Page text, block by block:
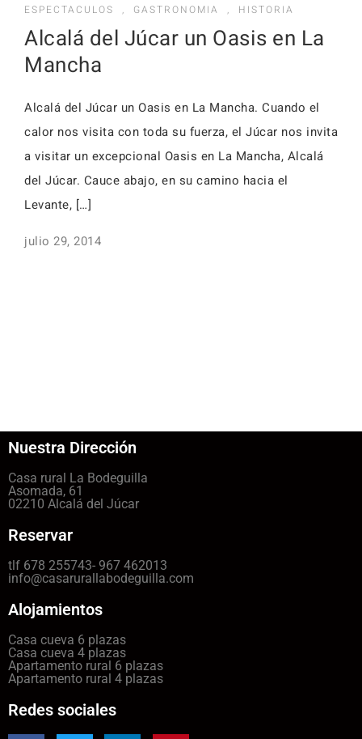
Faq
Alojamientos
Alojamientos
ESPECTACULOS
, GASTRONOMIA , HISTORIA
Alcalá del Júcar un Oasis en La
Mancha
Alcalá del Júcar un Oasis en La Mancha. Cuando el
calor nos visita con toda su fuerza, el Júcar nos invita
a visitar un excepcional Oasis en La Mancha, Alcalá
del Júcar. Cauce abajo, en su camino hacia el
Levante, […]
julio 29, 2014
Nuestra Dirección
Casa rural La Bodeguilla
Asomada, 61
02210 Alcalá del Júcar
Reservar
tlf 678 255743- 967 462013
info@casarurallabodeguilla.com
Alojamientos
Casa cueva 6 plazas
Casa cueva 4 plazas
Apartamento rural 6 plazas
Apartamento rural 4 plazas
Redes sociales